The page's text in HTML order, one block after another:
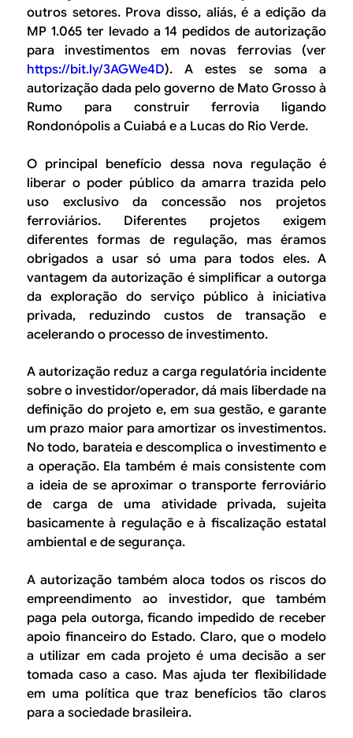
outros setores. Prova disso, aliás, é a edição da
MP 1.065 ter levado a 14 pedidos de autorização
para investimentos em novas ferrovias (ver
https://bit.ly/3AGWe4D). A estes se soma a
autorização dada pelo governo de Mato Grosso à
Rumo para construir ferrovia ligando
Rondonópolis a Cuiabá e a Lucas do Rio Verde.
O principal benefício dessa nova regulação é
liberar o poder público da amarra trazida pelo
uso exclusivo da concessão nos projetos
ferroviários. Diferentes projetos exigem
diferentes formas de regulação, mas éramos
obrigados a usar só uma para todos eles. A
vantagem da autorização é simplificar a outorga
da exploração do serviço público à iniciativa
privada, reduzindo custos de transação e
acelerando o processo de investimento.
A autorização reduz a carga regulatória incidente
sobre o investidor/operador, dá mais liberdade na
definição do projeto e, em sua gestão, e garante
um prazo maior para amortizar os investimentos.
No todo, barateia e descomplica o investimento e
a operação. Ela também é mais consistente com
a ideia de se aproximar o transporte ferroviário
de carga de uma atividade privada, sujeita
basicamente à regulação e à fiscalização estatal
ambiental e de segurança.
A autorização também aloca todos os riscos do
empreendimento ao investidor, que também
paga pela outorga, ficando impedido de receber
apoio financeiro do Estado. Claro, que o modelo
a utilizar em cada projeto é uma decisão a ser
tomada caso a caso. Mas ajuda ter flexibilidade
em uma política que traz benefícios tão claros
para a sociedade brasileira.